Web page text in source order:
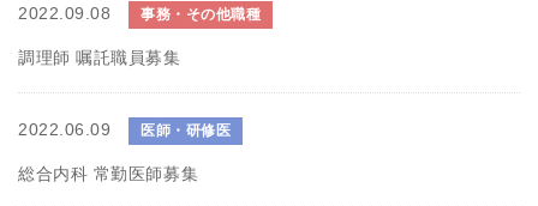
2022.09.08 事務・その他職種
調理師 嘱託職員募集
2022.06.09 医師・研修医
総合内科 常勤医師募集